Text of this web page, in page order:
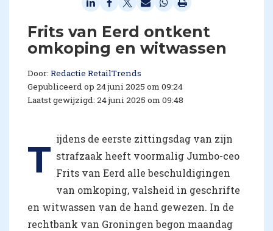
Frits van Eerd ontkent
omkoping en witwassen
Door: Redactie RetailTrends
Gepubliceerd op 24 juni 2025 om 09:24
Laatst gewijzigd: 24 juni 2025 om 09:48
T ijdens de eerste zittingsdag van zijn
strafzaak heeft voormalig Jumbo-ceo
Frits van Eerd alle beschuldigingen
van omkoping, valsheid in geschrifte
en witwassen van de hand gewezen. In de
rechtbank van Groningen begon maandag